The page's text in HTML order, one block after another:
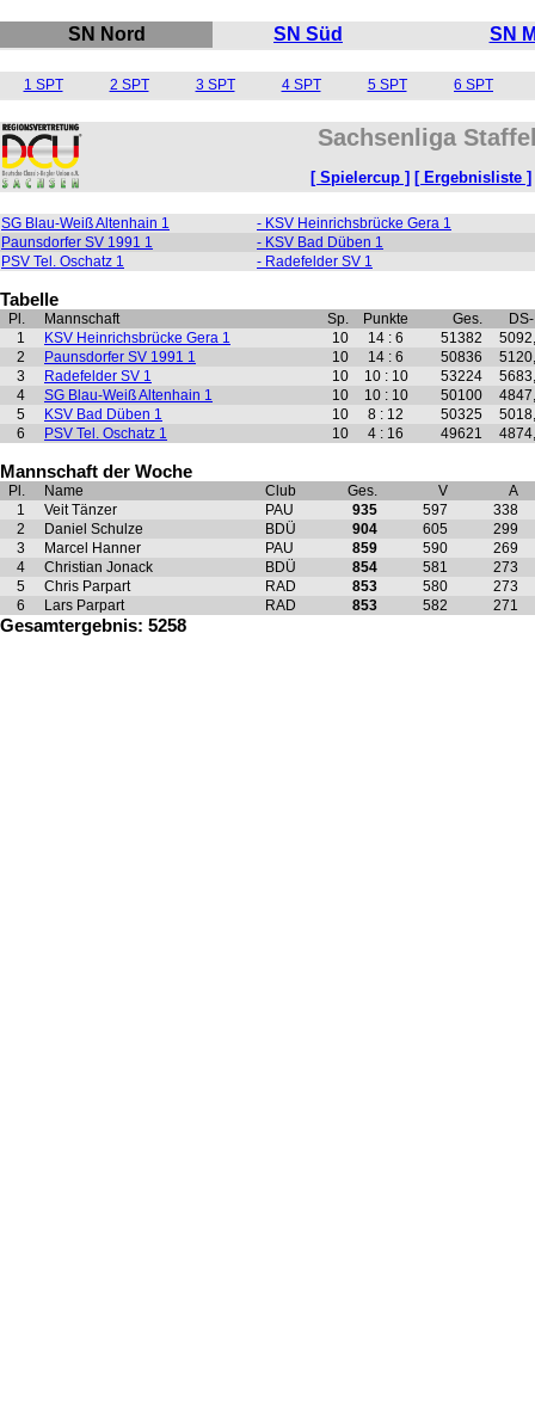
SN Nord SN Süd SN
1 SPT 2 SPT 3 SPT 4 SPT 5 SPT 6 SPT
Sachsenliga
[ Spielercup ] [ Ergebnisliste ]
SG Blau-Weiß Altenhain 1
- KSV Heinrichsbrücke Gera 1
Paunsdorfer SV 1991 1
- KSV Bad Düben 1
PSV Tel. Oschatz 1
- Radefelder SV 1
Tabelle
Pl. Mannschaft Sp. Punkte Ges.
1
KSV Heinrichsbrücke Gera 1 10 14 : 6 51382
2
Paunsdorfer SV 1991 1 10 14 : 6 50836
3
Radefelder SV 1 10 10 : 10 53224
4
SG Blau-Weiß Altenhain 1 10 10 : 10 50100
5
KSV Bad Düben 1 10 8 : 12 50325
6
PSV Tel. Oschatz 1 10 4 : 16 49621
Mannschaft der Woche
Pl. Name Club Ges. V
A
1
Veit Tänzer PAU 935 597
338
2
Daniel Schulze BDÜ 904 605
299
3
Marcel Hanner PAU 859 590
269
4
Christian Jonack BDÜ 854 581
273
5
Chris Parpart RAD 853 580
273
6
Lars Parpart RAD 853 582 271
Gesamtergebnis: 5258